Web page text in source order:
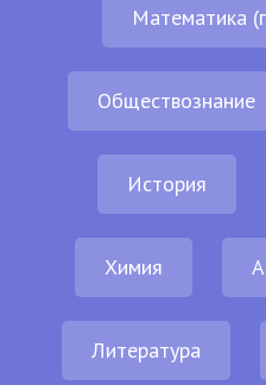
Математика
Обществознание
История
Химия
Литература